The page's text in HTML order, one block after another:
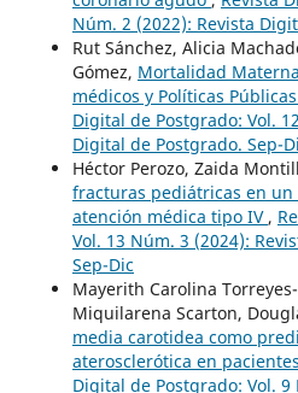
Núm. 2 (2022): Revista
Rut Sánchez, Alicia
Gómez, Mortalidad
médicos y Políticas
Digital de Postgrado: Vol.
Digital de Postgrado. Sep-
Héctor Perozo, Zaida
fracturas pediátricas en
atención médica tipo IV ,
Vol. 13 Núm. 3 (2024):
Sep-Dic
Mayerith Carolina
Miquilarena Scarton,
media carotidea como
aterosclerótica en
Digital de Postgrado: Vol. 9